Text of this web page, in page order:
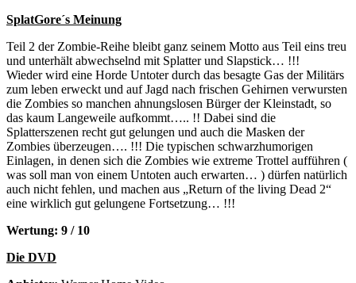
SplatGore´s Meinung
Teil 2 der Zombie-Reihe bleibt ganz seinem Motto aus Teil eins treu
und unterhält abwechselnd mit Splatter und Slapstick… !!!
Wieder wird eine Horde Untoter durch das besagte Gas der Militärs
zum leben erweckt und auf Jagd nach frischen Gehirnen verwursten
die Zombies so manchen ahnungslosen Bürger der Kleinstadt, so
das kaum Langeweile aufkommt….. !! Dabei sind die
Splatterszenen recht gut gelungen und auch die Masken der
Zombies überzeugen…. !!! Die typischen schwarzhumorigen
Einlagen, in denen sich die Zombies wie extreme Trottel aufführen (
was soll man von einem Untoten auch erwarten… ) dürfen natürlich
auch nicht fehlen, und machen aus „Return of the living Dead 2“
eine wirklich gut gelungene Fortsetzung… !!!
Wertung: 9 / 10
Die DVD